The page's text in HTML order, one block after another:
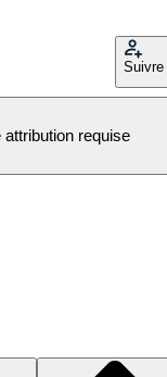
Suivre
attribution requise